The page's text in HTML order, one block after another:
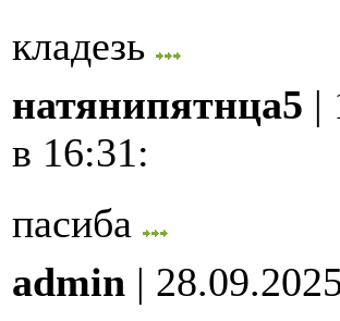
кладезь
натянипятнца5 |
в 16:31:
пасиба
admin |